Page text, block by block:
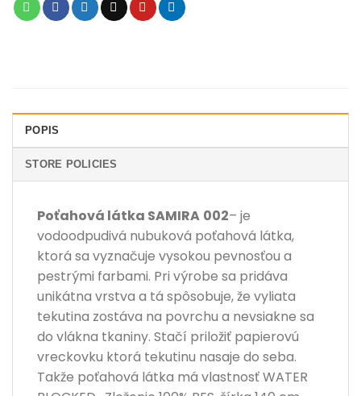
POPIS
STORE POLICIES
Poťahová látka SAMIRA 002– je
vodoodpudivá nubuková poťahová látka,
ktorá sa vyznačuje vysokou pevnosťou a
pestrými farbami. Pri výrobe sa pridáva
unikátna vrstva a tá spôsobuje, že vyliata
tekutina zostáva na povrchu a nevsiakne sa
do vlákna tkaniny. Stačí priložiť papierovú
vreckovku ktorá tekutinu nasaje do seba.
Takže poťahová látka má vlastnosť WATER